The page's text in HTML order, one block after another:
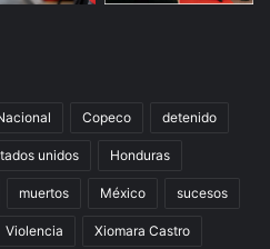
Copeco detenido
unidos Honduras
muertos México sucesos
Violencia Xiomara Castro